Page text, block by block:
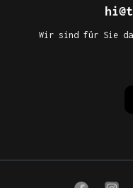
Wir sind für Sie da